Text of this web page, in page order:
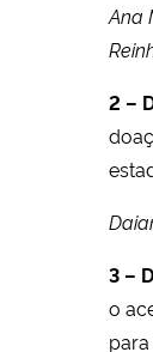
Ana
2 –
3 –
o